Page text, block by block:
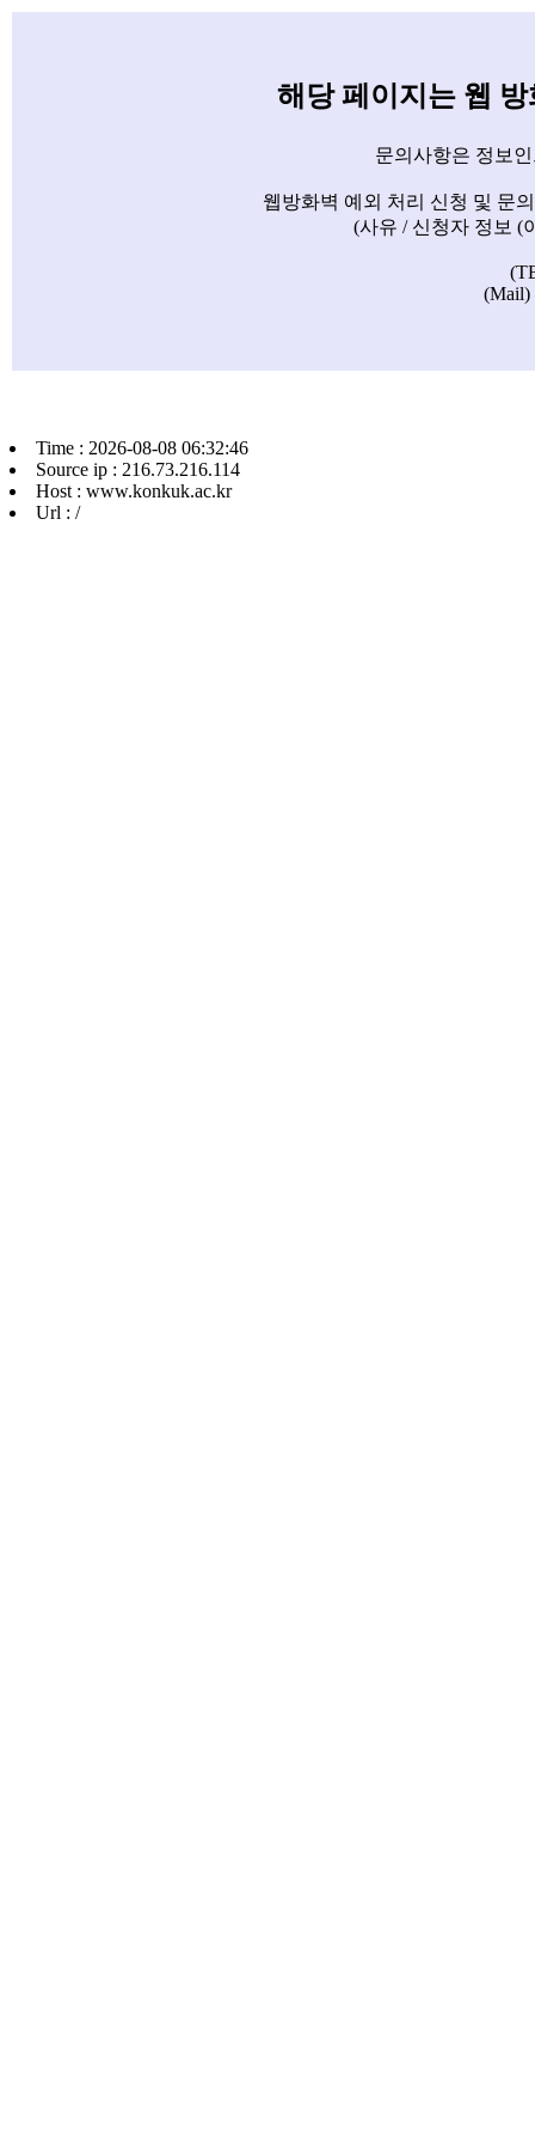
해당 페이지는 웹
문의사항은 정보
웹방화벽 예외 처리 신청 및 문
(사유 / 신청자 정보 (
(Mail)
Time : 2026-08-08 06:32:46
Source ip : 216.73.216.114
Host : www.konkuk.ac.kr
Url : /